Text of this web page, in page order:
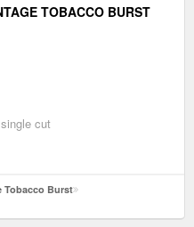
TOBACCO BURST
cut
Tobacco Burst